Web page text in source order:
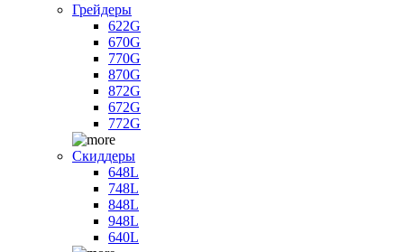
Грейдеры
622G
670G
770G
870G
872G
672G
772G
Скиддеры
648L
748L
848L
948L
640L